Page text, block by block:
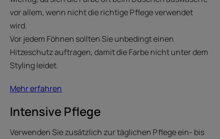
vor allem, wenn nicht die richtige Pflege verwendet
wird.
Vor jedem Föhnen sollten Sie unbedingt einen
Hitzeschutz auftragen, damit die Farbe nicht unter dem
Styling leidet.
Mehr erfahren
Intensive Pflege
Verwenden Sie zusätzlich zur täglichen Pflege ein- bis